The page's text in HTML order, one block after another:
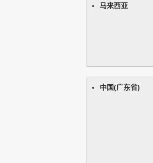
马来西亚
中国(广东省)